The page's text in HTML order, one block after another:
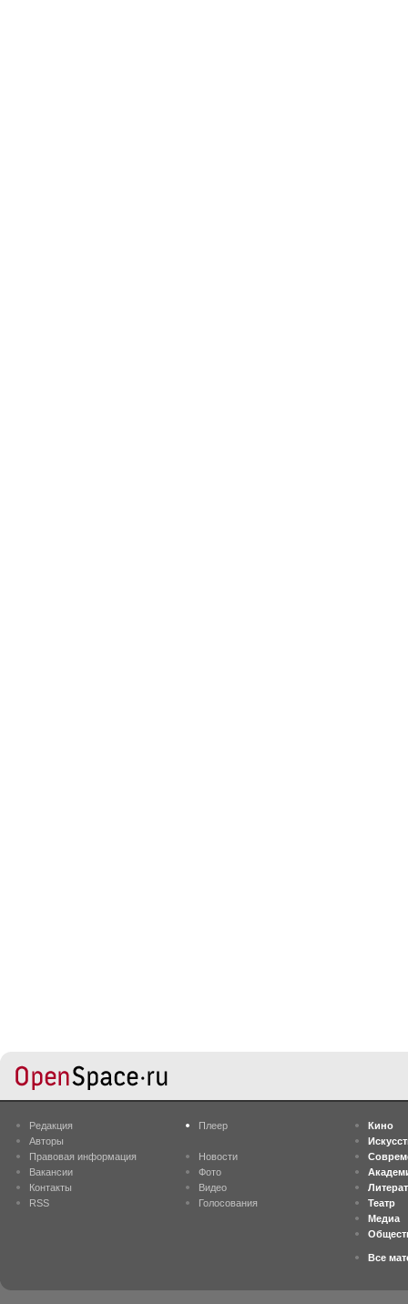
Редакция
Авторы
Правовая информация
Вакансии
Контакты
RSS
Плеер
Новости
Фото
Видео
Голосования
Кино
Театр
Медиа
Все